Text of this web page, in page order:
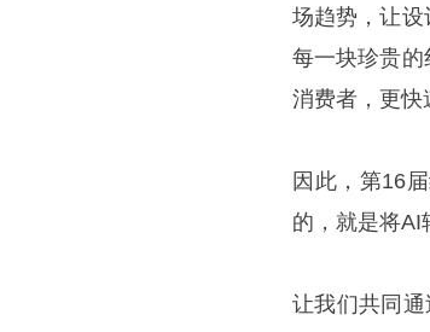
场趋势，让
每一块珍贵
消费者，更快
因此，第16
的，就是将AI
让我们共同